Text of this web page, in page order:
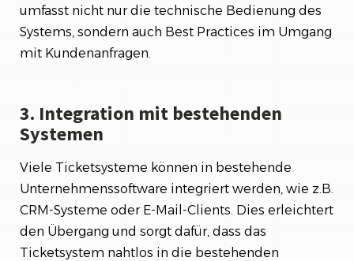
umfasst nicht nur die technische Bedienung des
Systems, sondern auch Best Practices im Umgang
mit Kundenanfragen.
3. Integration mit bestehenden
Systemen
Viele Ticketsysteme können in bestehende
Unternehmenssoftware integriert werden, wie z.B.
CRM-Systeme oder E-Mail-Clients. Dies erleichtert
den Übergang und sorgt dafür, dass das
Ticketsystem nahtlos in die bestehenden